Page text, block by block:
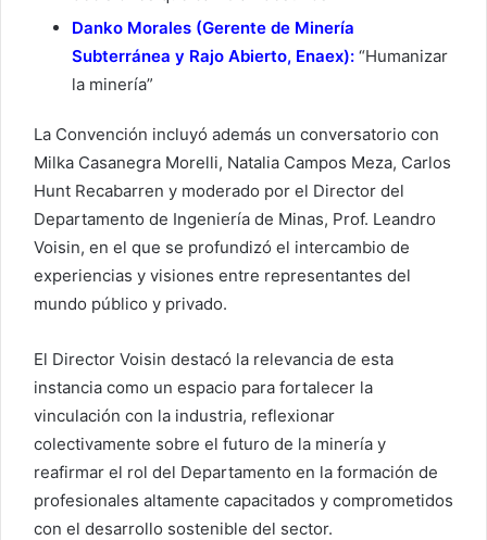
Danko Morales (Gerente de Minería
Subterránea y Rajo Abierto, Enaex): “Humanizar
la minería”
La Convención incluyó además un conversatorio con
Milka Casanegra Morelli, Natalia Campos Meza, Carlos
Hunt Recabarren y moderado por el Director del
Departamento de Ingeniería de Minas, Prof. Leandro
Voisin, en el que se profundizó el intercambio de
experiencias y visiones entre representantes del
mundo público y privado.
El Director Voisin destacó la relevancia de esta
instancia como un espacio para fortalecer la
vinculación con la industria, reflexionar
colectivamente sobre el futuro de la minería y
reafirmar el rol del Departamento en la formación de
profesionales altamente capacitados y comprometidos
con el desarrollo sostenible del sector.